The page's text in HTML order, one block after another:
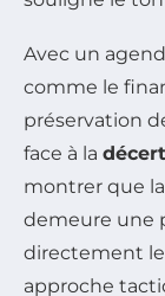
Avec un
comme le
préservation
face à la
montrer que
demeure une
directement le
approche